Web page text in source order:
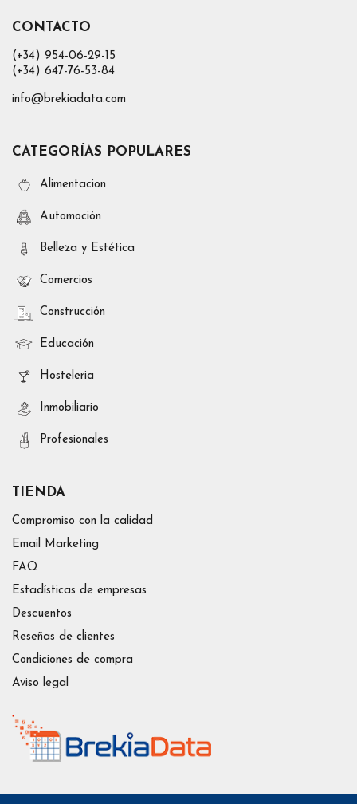
CONTACTO
(+34) 954-06-29-15
(+34) 647-76-53-84
info@brekiadata.com
CATEGORÍAS POPULARES
Alimentacion
Automoción
Belleza y Estética
Comercios
Construcción
Educación
Hosteleria
Inmobiliario
Profesionales
TIENDA
Compromiso con la calidad
Email Marketing
FAQ
Estadísticas de empresas
Descuentos
Reseñas de clientes
Condiciones de compra
Aviso legal